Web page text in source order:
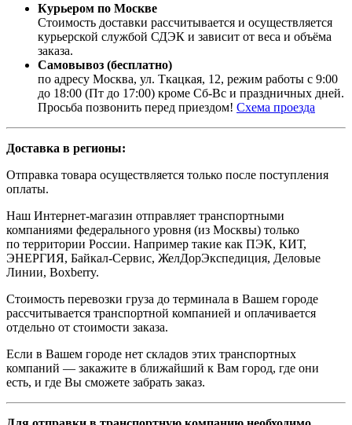
Курьером по Москве
Стоимость доставки рассчитывается и осуществляется
курьерской службой СДЭК и зависит от веса и объёма
заказа.
Самовывоз (бесплатно)
по адресу Москва, ул. Ткацкая, 12, режим работы с 9:00
до 18:00 (Пт до 17:00) кроме Сб-Вс и праздничных дней.
Просьба позвонить перед приездом! Схема проезда
Доставка в регионы:
Отправка товара осуществляется только после поступления
оплаты.
Наш Интернет-магазин отправляет транспортными
компаниями федерального уровня (из Москвы) только
по территории России. Например такие как ПЭК, КИТ,
ЭНЕРГИЯ, Байкал-Сервис, ЖелДорЭкспедиция, Деловые
Линии, Boxberry.
Стоимость перевозки груза до терминала в Вашем городе
рассчитывается транспортной компанией и оплачивается
отдельно от стоимости заказа.
Если в Вашем городе нет складов этих транспортных
компаний — закажите в ближайший к Вам город, где они
есть, и где Вы сможете забрать заказ.